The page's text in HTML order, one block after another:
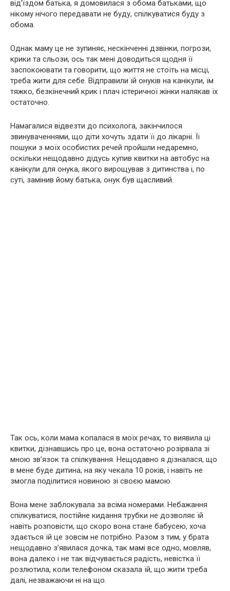
від’їздом батька, я домовилася з обома батьками, що
нікому нічого передавати не буду, спілкуватися буду з
обома.
Однак маму це не зупиняє, нескінченні дзвінки, погрози,
крики та сльози, ось так мені доводиться щодня її
заспокоювати та говорити, що життя не стоїть на місці,
треба жити для себе. Відправили їй онуків на канікули, їм
тяжко, безкінечний крик і плач істеричної жінки налякав їх
остаточно.
Намагалися відвезти до психолога, закінчилося
звинуваченнями, що діти хочуть здати її до лікарні. Її
пошуки з моїх особистих речей пройшли недаремно,
оскільки нещодавно дідусь купив квитки на автобус на
канікули для онука, якого вирощував з дитинства і, по
суті, замінив йому батька, онук був щасливий.
Так ось, коли мама копалася в моїх речах, то виявила ці
квитки, дізнавшись про це, вона остаточно розірвала зі
мною зв’язок та спілкування. Нещодавно я дізналася, що
в мене буде дитина, на яку чекала 10 років, і навіть не
змогла поділитися новиною зі своєю мамою.
Вона мене заблокувала за всіма номерами. Небажання
спілкуватися, постійне кидання трубки не дозволяє їй
навіть розповісти, що скоро вона стане бабусею, хоча
здається їй це зовсім не потрібно. Разом з тим, у брата
нещодавно з’явилася дочка, так мамі все одно, мовляв,
вона далеко і не так відчувається радість, невістка її
розлютила, коли телефоном сказала їй, що жити треба
далі, незважаючи ні на що.